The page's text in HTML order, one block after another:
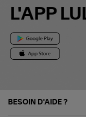
L'APP
BESOIN D'AIDE ?